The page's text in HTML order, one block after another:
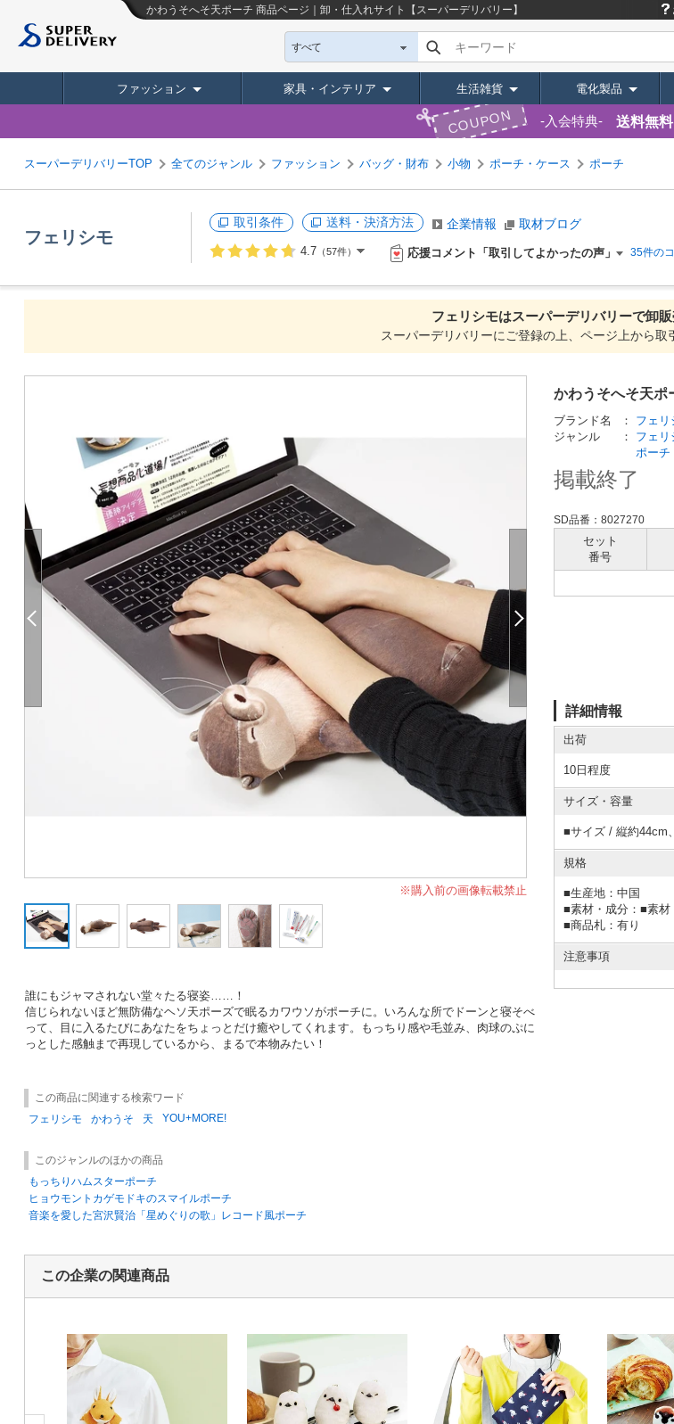
かわうそへそ天ポーチ 商品ページ｜卸・仕入れサイト【スーパーデリバリー】
すべて キーワード
ファッション 家具・インテリア 生活雑貨 電化製品
COUPON 入会特典 送料無
スーパーデリバリーTOP 全てのジャンル ファッション バッグ・財布 小物 ポーチ・ケース ポーチ
フェリシモ
取引条件 送料・決済方法 企業情報 取材ブログ
4.7 （57件） 応援コメント「取引してよかったの声」 35件の
フェリシモはスーパーデリバリーで卸販
スーパーデリバリーにご登録の上、ページ上から取
※購入前の画像転載禁止
誰にもジャマされない堂々たる寝姿……！
信じられないほど無防備なヘソ天ポーズで眠るカワウソがポーチに。いろんな所でドーンと寝そべ
って、目に入るたびにあなたをちょっとだけ癒やしてくれます。もっちり感や毛並み、肉球のぷに
っとした感触まで再現しているから、まるで本物みたい！
かわうそへそ天ポ
ブランド名 ：
フェリ
ジャンル
： フェリ
ポーチ
掲載終了
SD品番：8027270
セット
番号
詳細情報
出荷
10日程度
サイズ・容量
■サイズ / 縦約44cm
規格
■生産地：中国
■素材・成分：■素
■商品札：有り
注意事項
この商品に関連する検索ワード
フェリシモ
かわうそ 天 YOU+MORE!
このジャンルのほかの商品
もっちりハムスターポーチ
ヒョウモントカゲモドキのスマイルポーチ
音楽を愛した宮沢賢治「星めぐりの歌」レコード風ポーチ
この企業の関連商品